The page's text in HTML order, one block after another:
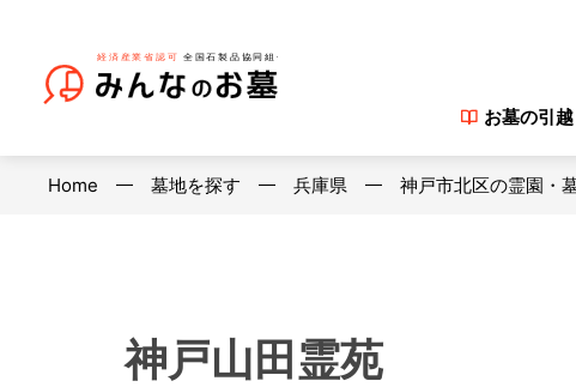
お墓の引
Home 墓地を探す 兵庫県 神戸市北区の霊園・
神戸山田霊苑